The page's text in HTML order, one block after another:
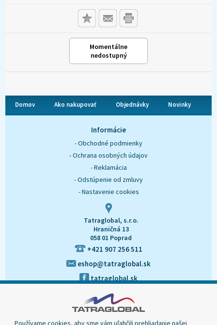
Momentálne
nedostupný
Domov Ako nakupovať Objednávky Novinky
Informácie
- Obchodné podmienky
- Ochrana osobných údajov
- Reklamácia
- Odstúpenie od zmluvy
- Nastavenie cookies
Tatraglobal, s.r.o.
Hraničná 13
058 01 Poprad
+421 907 256 511
eshop@tatraglobal.sk
tatraglobal.sk
Používame cookies, aby sme vám uľahčili prehliadanie našej